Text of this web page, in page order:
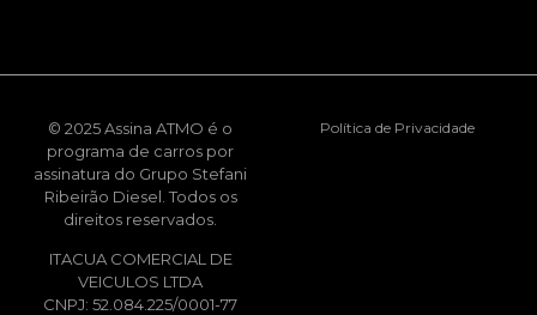
© 2025 Assina ATMO é o
programa de carros por
assinatura do Grupo Stefani
Ribeirão Diesel. Todos os
direitos reservados.
ITACUA COMERCIAL DE
VEICULOS LTDA
CNPJ: 52.084.225/0001-77
Política de Privacidade